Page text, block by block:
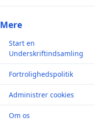
Mere
Start en
Underskriftindsamling
Fortrolighedspolitik
Administrer cookies
Om os